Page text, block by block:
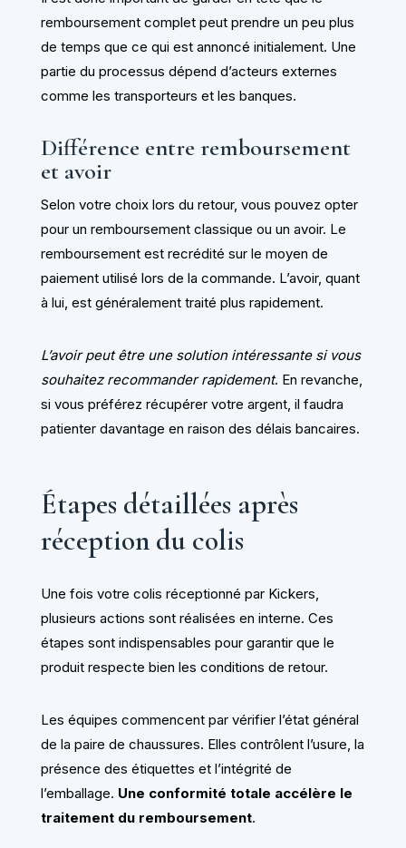
remboursement complet peut prendre un peu plus
de temps que ce qui est annoncé initialement. Une
partie du processus dépend d’acteurs externes
comme les transporteurs et les banques.
Différence entre remboursement
et avoir
Selon votre choix lors du retour, vous pouvez opter
pour un remboursement classique ou un avoir. Le
remboursement est recrédité sur le moyen de
paiement utilisé lors de la commande. L’avoir, quant
à lui, est généralement traité plus rapidement.
L’avoir peut être une solution intéressante si vous
souhaitez recommander rapidement. En revanche,
si vous préférez récupérer votre argent, il faudra
patienter davantage en raison des délais bancaires.
Étapes détaillées après
réception du colis
Une fois votre colis réceptionné par Kickers,
plusieurs actions sont réalisées en interne. Ces
étapes sont indispensables pour garantir que le
produit respecte bien les conditions de retour.
Les équipes commencent par vérifier l’état général
de la paire de chaussures. Elles contrôlent l’usure, la
présence des étiquettes et l’intégrité de
l’emballage. Une conformité totale accélère le
traitement du remboursement.